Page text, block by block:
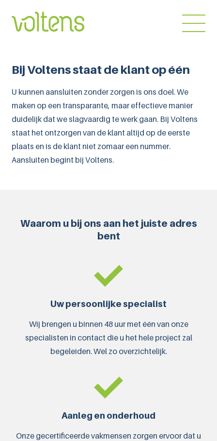
Home
Diensten
Markten
Projecten
Leaflets downloaden
Bij Voltens staat de klant op één
U kunnen aansluiten zonder zorgen is ons doel. We
maken op een transparante, maar effectieve manier
duidelijk dat we slagvaardig te werk gaan. Bij Voltens
staat het ontzorgen van de klant altijd op de eerste
plaats en is de klant niet zomaar een nummer.
Aansluiten begint bij Voltens.
Waarom u bij ons aan het juiste adres
bent
Uw persoonlijke specialist
Wij brengen u binnen 48 uur met één van onze
specialisten in contact die u het hele project zal
begeleiden. Wel zo overzichtelijk.
Aanleg en onderhoud
Onze gecertificeerde vakmensen zorgen ervoor dat u